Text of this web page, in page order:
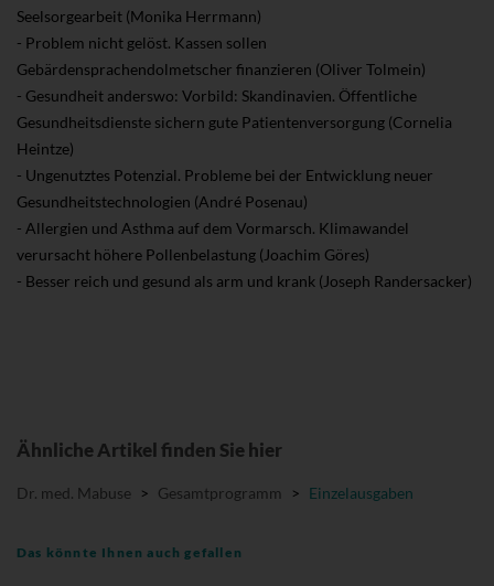
Seelsorgearbeit (Monika Herrmann)
- Problem nicht gelöst. Kassen sollen
Gebärdensprachendolmetscher finanzieren (Oliver Tolmein)
- Gesundheit anderswo: Vorbild: Skandinavien. Öffentliche
Gesundheitsdienste sichern gute Patientenversorgung (Cornelia
Heintze)
- Ungenutztes Potenzial. Probleme bei der Entwicklung neuer
Gesundheitstechnologien (André Posenau)
- Allergien und Asthma auf dem Vormarsch. Klimawandel
verursacht höhere Pollenbelastung (Joachim Göres)
- Besser reich und gesund als arm und krank (Joseph Randersacker)
Ähnliche Artikel finden Sie hier
Dr. med. Mabuse > Gesamtprogramm > Einzelausgaben
Das könnte Ihnen auch gefallen